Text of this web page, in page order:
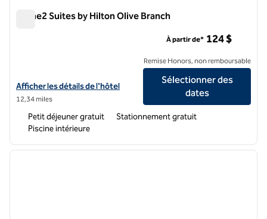
Home2 Suites by Hilton Olive Branch
Afficher les détails de l'hôtel Home2 Suites by Hilton Olive Branch
Afficher les détails de l'hôtel
12,34 miles
À partir de* 124 $
Remise Honors, non remboursable
Sélectionner des
dates
Petit déjeuner gratuit
Stationnement gratuit
Piscine intérieure
1 sur 12